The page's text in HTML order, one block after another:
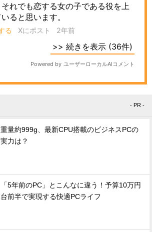
- PR -
重量約999g、最新CPU搭載のビジネスPCの
実力は？
「5年前のPC」とこんなに違う！予算10万円
台前半で実現する快適PCライフ